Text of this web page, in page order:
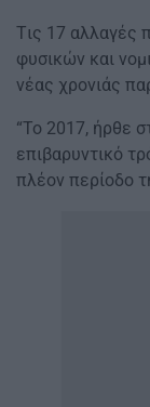
Tις 17 αλλαγές
φυσικών και
νέας χρονιάς
“Το 2017, ήρθε
επιβαρυντικό
πλέον περίοδο